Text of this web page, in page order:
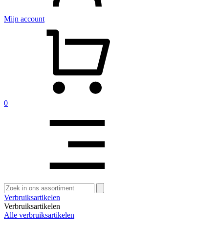
Mijn account
0
Zoeken
naar:
Verbruiksartikelen
Verbruiksartikelen
Alle verbruiksartikelen